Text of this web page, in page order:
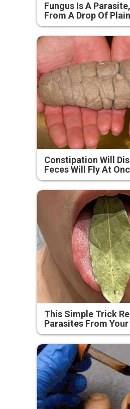
Fungus Is A
From A Drop Of
Constipation Will
Feces Will Fly At
This Simple Trick
Parasites From